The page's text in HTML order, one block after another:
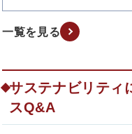
一覧を見る
サステナビリティ
スQ&A